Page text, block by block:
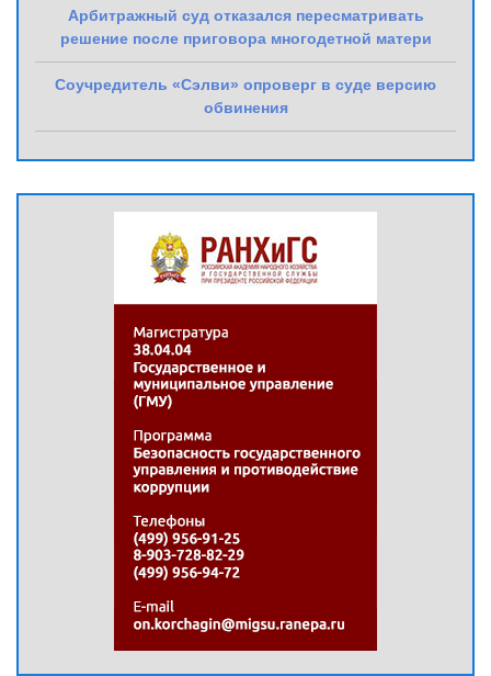
Арбитражный суд отказался пересматривать
решение после приговора многодетной матери
Соучредитель «Сэлви» опроверг в суде версию
обвинения